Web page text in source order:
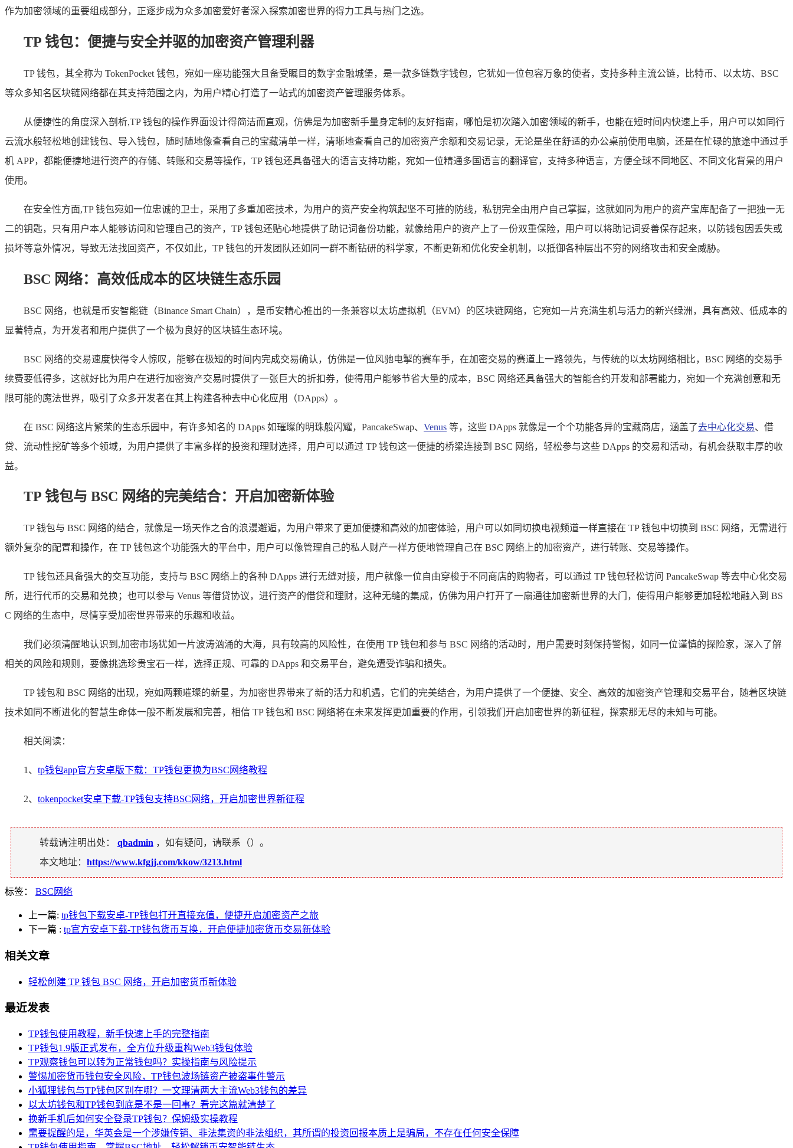
作为加密领域的重要组成部分，正逐步成为众多加密爱好者深入探索加密世界的得力工具与热门之选。
TP 钱包：便捷与安全并驱的加密资产管理利器
TP 钱包，其全称为 TokenPocket 钱包，宛如一座功能强大且备受瞩目的数字金融城堡，是一款多链数字钱包，它犹如一位包容万象的使者，支持多种主流公链，比特币、以太坊、BSC
等众多知名区块链网络都在其支持范围之内，为用户精心打造了一站式的加密资产管理服务体系。
从便捷性的角度深入剖析,TP 钱包的操作界面设计得简洁而直观，仿佛是为加密新手量身定制的友好指南，哪怕是初次踏入加密领域的新手，也能在短时间内快速上手，用户可以如同行
云流水般轻松地创建钱包、导入钱包，随时随地像查看自己的宝藏清单一样，清晰地查看自己的加密资产余额和交易记录，无论是坐在舒适的办公桌前使用电脑，还是在忙碌的旅途中通过手
机 APP，都能便捷地进行资产的存储、转账和交易等操作，TP 钱包还具备强大的语言支持功能，宛如一位精通多国语言的翻译官，支持多种语言，方便全球不同地区、不同文化背景的用户
使用。
在安全性方面,TP 钱包宛如一位忠诚的卫士，采用了多重加密技术，为用户的资产安全构筑起坚不可摧的防线，私钥完全由用户自己掌握，这就如同为用户的资产宝库配备了一把独一无
二的钥匙，只有用户本人能够访问和管理自己的资产，TP 钱包还贴心地提供了助记词备份功能，就像给用户的资产上了一份双重保险，用户可以将助记词妥善保存起来，以防钱包因丢失或
损坏等意外情况，导致无法找回资产，不仅如此，TP 钱包的开发团队还如同一群不断钻研的科学家，不断更新和优化安全机制，以抵御各种层出不穷的网络攻击和安全威胁。
BSC 网络：高效低成本的区块链生态乐园
BSC 网络，也就是币安智能链（Binance Smart Chain），是币安精心推出的一条兼容以太坊虚拟机（EVM）的区块链网络，它宛如一片充满生机与活力的新兴绿洲，具有高效、低成本的
显著特点，为开发者和用户提供了一个极为良好的区块链生态环境。
BSC 网络的交易速度快得令人惊叹，能够在极短的时间内完成交易确认，仿佛是一位风驰电掣的赛车手，在加密交易的赛道上一路领先，与传统的以太坊网络相比，BSC 网络的交易手
续费要低得多，这就好比为用户在进行加密资产交易时提供了一张巨大的折扣券，使得用户能够节省大量的成本，BSC 网络还具备强大的智能合约开发和部署能力，宛如一个充满创意和无
限可能的魔法世界，吸引了众多开发者在其上构建各种去中心化应用（DApps）。
在 BSC 网络这片繁荣的生态乐园中，有许多知名的 DApps 如璀璨的明珠般闪耀，PancakeSwap、 Venus 等，这些 DApps 就像是一个个功能各异的宝藏商店，涵盖了去中心化交易、借
贷、流动性挖矿等多个领域，为用户提供了丰富多样的投资和理财选择，用户可以通过 TP 钱包这一便捷的桥梁连接到 BSC 网络，轻松参与这些 DApps 的交易和活动，有机会获取丰厚的收
益。
TP 钱包与 BSC 网络的完美结合：开启加密新体验
TP 钱包与 BSC 网络的结合，就像是一场天作之合的浪漫邂逅，为用户带来了更加便捷和高效的加密体验，用户可以如同切换电视频道一样直接在 TP 钱包中切换到 BSC 网络，无需进行
额外复杂的配置和操作，在 TP 钱包这个功能强大的平台中，用户可以像管理自己的私人财产一样方便地管理自己在 BSC 网络上的加密资产，进行转账、交易等操作。
TP 钱包还具备强大的交互功能，支持与 BSC 网络上的各种 DApps 进行无缝对接，用户就像一位自由穿梭于不同商店的购物者，可以通过 TP 钱包轻松访问 PancakeSwap 等去中心化交易
所，进行代币的交易和兑换；也可以参与 Venus 等借贷协议，进行资产的借贷和理财，这种无缝的集成，仿佛为用户打开了一扇通往加密新世界的大门，使得用户能够更加轻松地融入到 BS
C 网络的生态中，尽情享受加密世界带来的乐趣和收益。
我们必须清醒地认识到,加密市场犹如一片波涛汹涌的大海，具有较高的风险性，在使用 TP 钱包和参与 BSC 网络的活动时，用户需要时刻保持警惕，如同一位谨慎的探险家，深入了解
相关的风险和规则，要像挑选珍贵宝石一样，选择正规、可靠的 DApps 和交易平台，避免遭受诈骗和损失。
TP 钱包和 BSC 网络的出现，宛如两颗璀璨的新星，为加密世界带来了新的活力和机遇，它们的完美结合，为用户提供了一个便捷、安全、高效的加密资产管理和交易平台，随着区块链
技术如同不断进化的智慧生命体一般不断发展和完善，相信 TP 钱包和 BSC 网络将在未来发挥更加重要的作用，引领我们开启加密世界的新征程，探索那无尽的未知与可能。
相关阅读：
1、 tp钱包app官方安卓版下载：TP钱包更换为BSC网络教程
2、 tokenpocket安卓下载-TP钱包支持BSC网络，开启加密世界新征程
转载请注明出处： qbadmin ，如有疑问，请联系（）。
本文地址： https://www.kfgjj.com/kkow/3213.html
标签： BSC网络
上一篇: tp钱包下载安卓-TP钱包打开直接充值，便捷开启加密资产之旅
下一篇 : tp官方安卓下载-TP钱包货币互换，开启便捷加密货币交易新体验
相关文章
轻松创建 TP 钱包 BSC 网络，开启加密货币新体验
最近发表
TP钱包使用教程，新手快速上手的完整指南
TP钱包1.9版正式发布，全方位升级重构Web3钱包体验
TP观察钱包可以转为正常钱包吗？实操指南与风险提示
警惕加密货币钱包安全风险，TP钱包波场链资产被盗事件警示
小狐狸钱包与TP钱包区别在哪？一文理清两大主流Web3钱包的差异
以太坊钱包和TP钱包到底是不是一回事？看完这篇就清楚了
换新手机后如何安全登录TP钱包？保姆级实操教程
需要提醒的是，华英会是一个涉嫌传销、非法集资的非法组织，其所谓的投资回报本质上是骗局，不存在任何安全保障